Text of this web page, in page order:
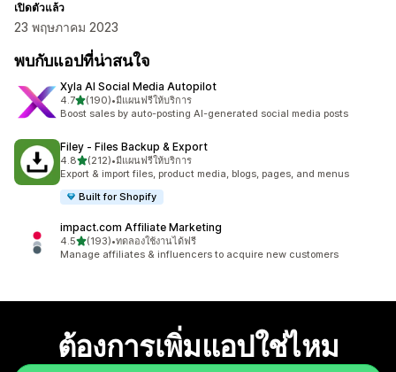
เปิดตัวแล้ว
23 พฤษภาคม 2023
พบกับแอปที่น่าสนใจ
Xyla AI Social Media Autopilot
4.7เต็ม 5 ดาว
(190)
ทั้งหมด 190 รีวิว
•มีแผนฟรีให้บริการ
Boost sales by auto-posting AI-generated social media posts
Filey ‑ Files Backup & Export
4.8เต็ม 5 ดาว
(212)
ทั้งหมด 212 รีวิว
•มีแผนฟรีให้บริการ
Export & import files, product media, blogs, pages, and menus
Built for Shopify
impact.com Affiliate Marketing
4.5เต็ม 5 ดาว
(193)
ทั้งหมด 193 รีวิว
•ทดลองใช้งานได้ฟรี
Manage affiliates & influencers to acquire new customers
ต้องการเพิ่มแอปใช่ไหม